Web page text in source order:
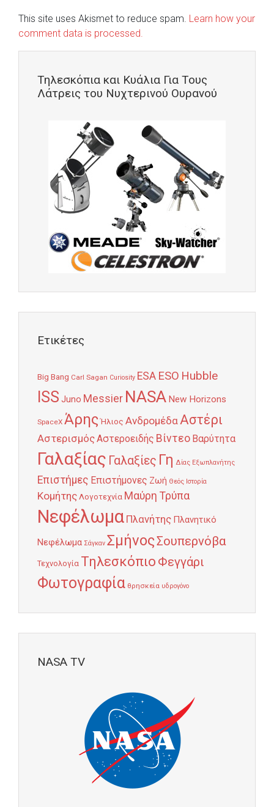
This site uses Akismet to reduce spam. Learn how your
comment data is processed.
Τηλεσκόπια και Κυάλια Για Τους
Λάτρεις του Νυχτερινού Ουρανού
Ετικέτες
Big Bang Carl Sagan Curiosity ESA ESO Hubble
ISS Juno Messier NASA New Horizons
SpaceX Άρης Ήλιος ΑνδρομέδαΑστέρι
ΑστερισμόςΑστεροειδής Βίντεο Βαρύτητα
Γαλαξίας Γαλαξίες Γη Δίας Εξωπλανήτης
Επιστήμες Επιστήμονες Ζωή Θεός Ιστορία
Κομήτης Λογοτεχνία Μαύρη Τρύπα
Νεφέλωμα Πλανήτης Πλανητικό
Νεφέλωμα Σάγκαν ΣμήνοςΣουπερνόβα
Τεχνολογία Τηλεσκόπιο Φεγγάρι
Φωτογραφία θρησκεία υδρογόνο
NASA TV